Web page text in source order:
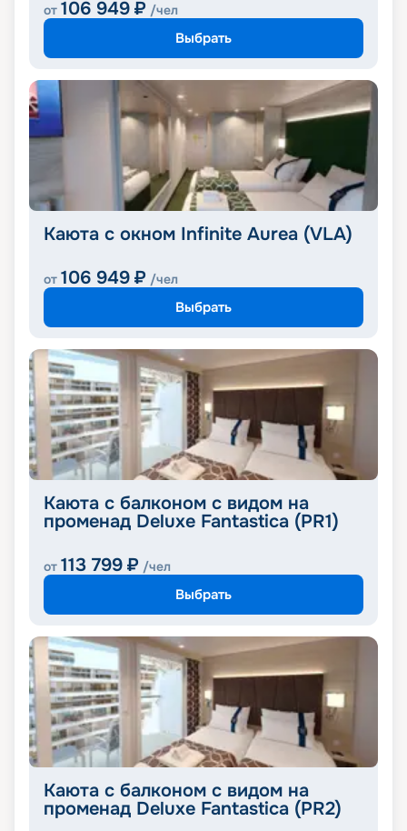
от 106 949 ₽ /чел
Выбрать
Каюта с окном Infinite Aurea (VLA)
от 106 949 ₽ /чел
Выбрать
Каюта с балконом с видом на
променад Deluxe Fantastica (PR1)
от 113 799 ₽ /чел
Выбрать
Каюта с балконом с видом на
променад Deluxe Fantastica (PR2)